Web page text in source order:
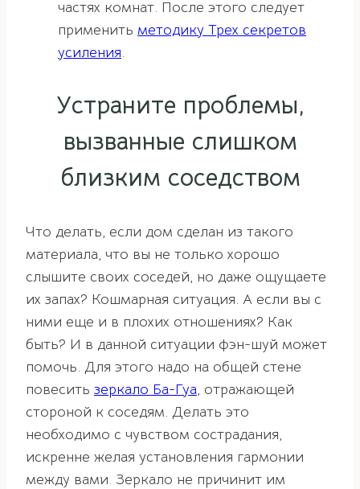
частях комнат. После этого следует
применить методику Трех секретов
усиления.
Устраните проблемы,
вызванные слишком
близким соседством
Что делать, если дом сделан из такого
материала, что вы не только хорошо
слышите своих соседей, но даже ощущаете
их запах? Кошмарная ситуация. А если вы с
ними еще и в плохих отношениях? Как
быть? И в данной ситуации фэн-шуй может
помочь. Для этого надо на общей стене
повесить зеркало Ба-Гуа, отражающей
стороной к соседям. Делать это
необходимо с чувством сострадания,
искренне желая установления гармонии
между вами. Зеркало не причинит им